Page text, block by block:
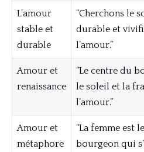
L’amour
stable et
durable
“Cherchons le
durable et
l’amour.”
Amour et
renaissance
“Le centre du
le soleil et la
l’amour.”
Amour et
métaphore
“La femme est le
bourgeon qui